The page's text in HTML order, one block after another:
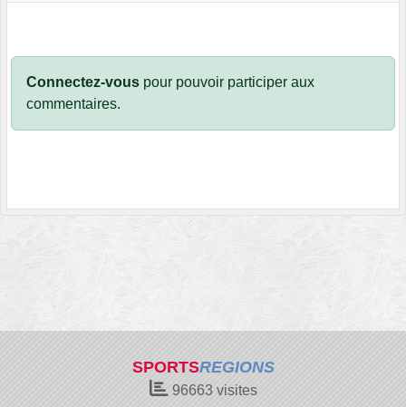
Connectez-vous pour pouvoir participer aux
commentaires.
SPORTSREGIONS
96663visites